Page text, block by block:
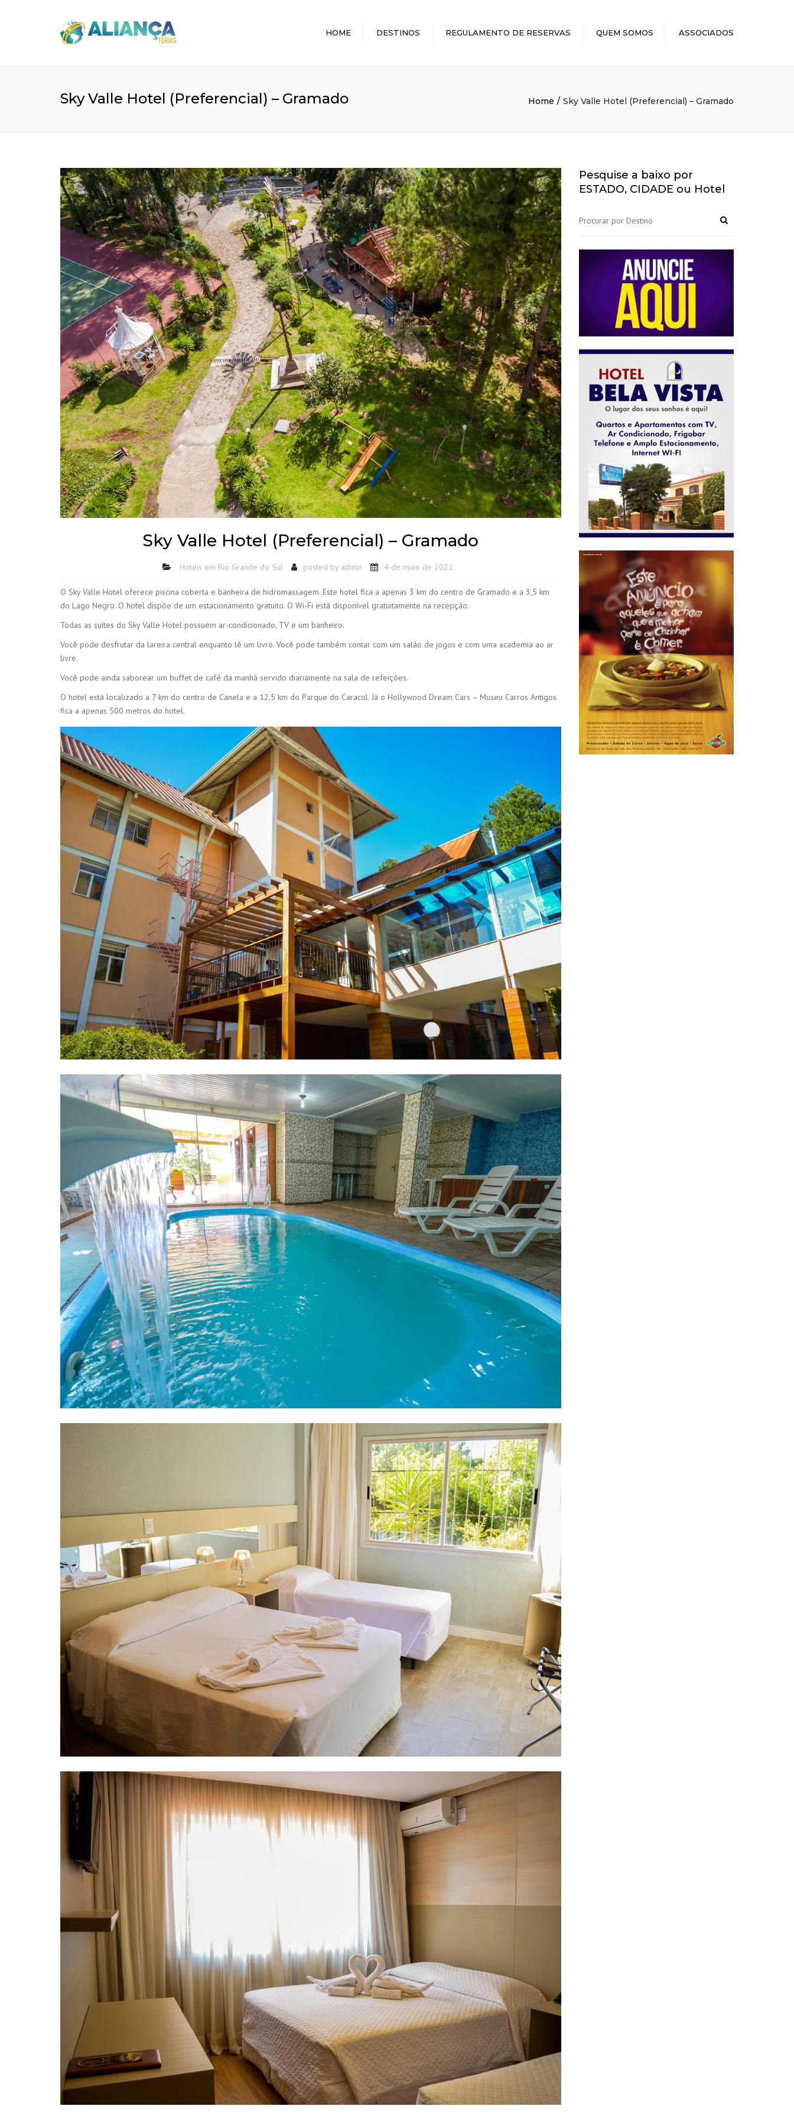
HOME DESTINOS REGULAMENTO DE RESERVAS QUEM SOMOS ASSOCIADOS
Sky Valle Hotel (Preferencial) – Gramado Home Sky Valle Hotel (Preferencial) – Gramado
Sky Valle Hotel (Preferencial) – Gramado
Hoteis em Rio Grande do Sul posted by admin 4 de maio de 2021
O Sky Valle Hotel oferece piscina coberta e banheira de hidromassagem. Este hotel fica a apenas 3 km do centro de Gramado e a 3,5 km
do Lago Negro. O hotel dispõe de um estacionamento gratuito. O Wi-Fi está disponível gratuitamente na recepção.
Todas as suítes do Sky Valle Hotel possuem ar-condicionado, TV e um banheiro.
Você pode desfrutar da lareira central enquanto lê um livro. Você pode também contar com um salão de jogos e com uma academia ao ar
livre.
Você pode ainda saborear um buffet de café da manhã servido diariamente na sala de refeições.
O hotel está localizado a 7 km do centro de Canela e a 12,5 km do Parque do Caracol. Já o Hollywood Dream Cars – Museu Carros Antigos
fica a apenas 500 metros do hotel.
Pesquise a baixo por
ESTADO, CIDADE ou Hotel